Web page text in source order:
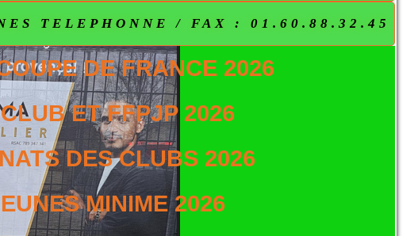
TELEPHONNE / FAX : 01.60.88.32.45
DE FRANCE 2026
ET FFPJP 2026
DES CLUBS 2026
MINIME 2026